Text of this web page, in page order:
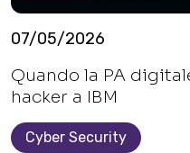
07/05/2026
Quando la PA
hacker a IBM
Cyber Security